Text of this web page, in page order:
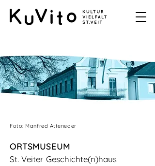
Foto: Manfred Atteneder
ORTSMUSEUM
St. Veiter Geschichte(n)haus